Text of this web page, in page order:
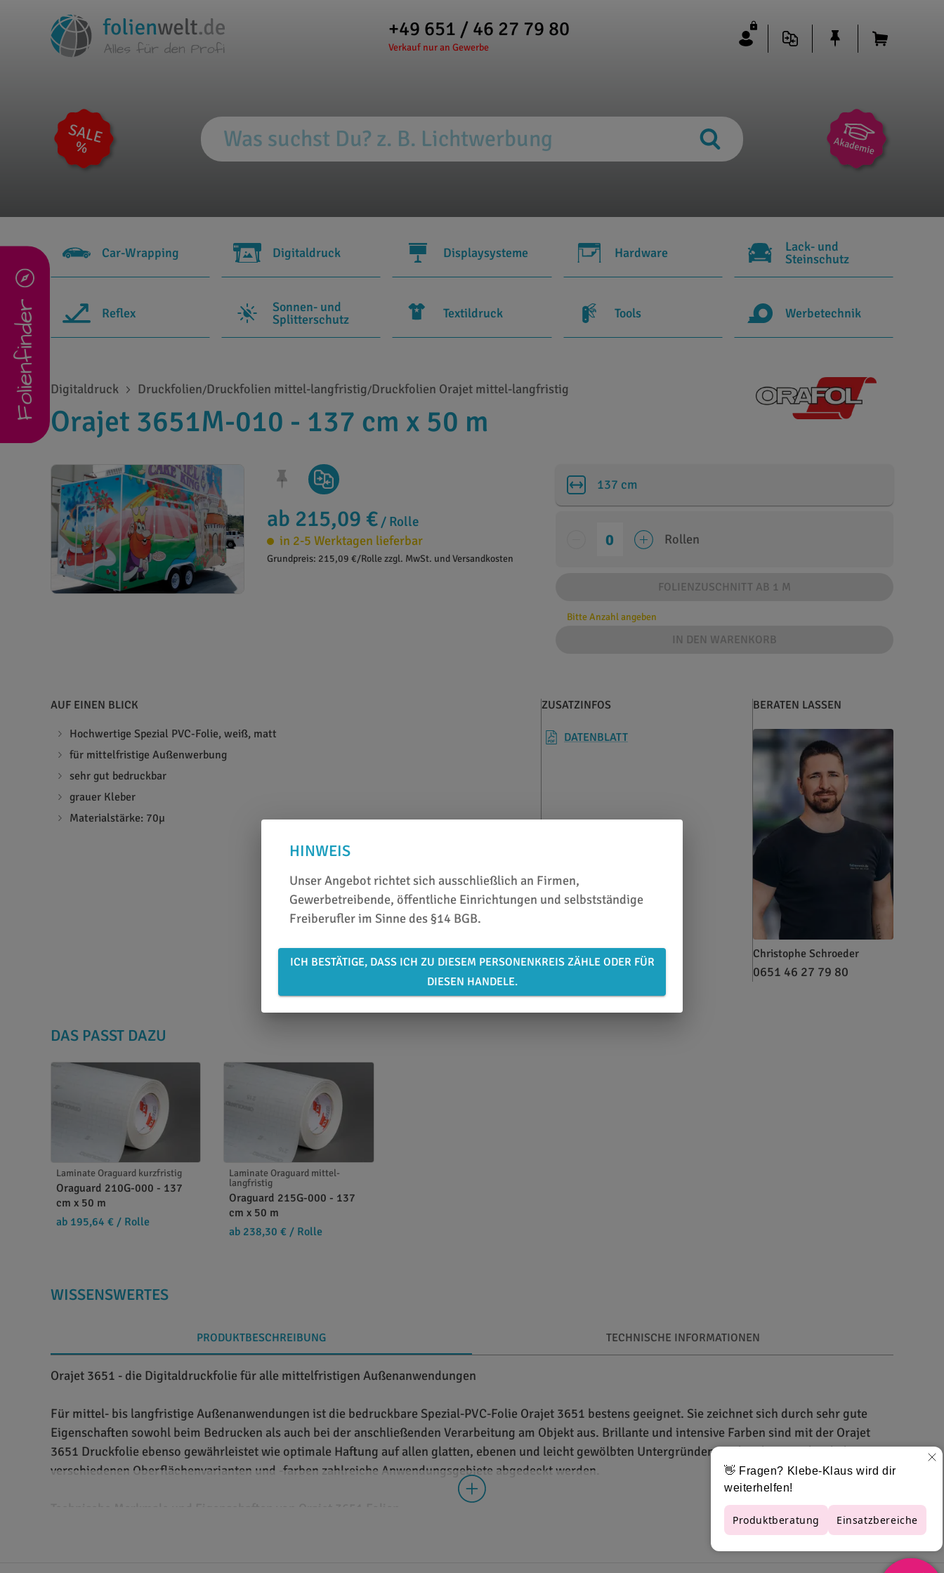
+49 651 / 46 27 79 80
Verkauf nur an Gewerbe
Car-Wrapping Digitaldruck Displaysysteme Hardware
Lack- und
Steinschutz
Reflex
Sonnen- und
Splitterschutz
Textildruck Tools Werbetechnik
Folienfinder Digitaldruck Druckfolien/Druckfolien mittel-langfristig/Druckfolien Orajet mittel-langfristig
Orajet 3651M-010 - 137 cm x 50 m
ab 215,09 € / Rolle
in 2-5 Werktagen lieferbar
Grundpreis: 215,09 €/Rolle zzgl. MwSt. und Versandkosten
137 cm
Rollen
FOLIENZUSCHNITT AB 1 M
Bitte Anzahl angeben
IN DEN WARENKORB
AUF EINEN BLICK
Hochwertige Spezial PVC-Folie, weiß, matt
für mittelfristige Außenwerbung
sehr gut bedruckbar
grauer Kleber
Materialstärke: 70µ
ZUSATZINFOS
DATENBLATT
BERATEN LASSEN
Christophe Schroeder
0651 46 27 79 80
DAS PASST DAZU
Laminate Oraguard kurzfristig
Oraguard 210G-000 - 137
cm x 50 m
ab 195,64 € / Rolle
Laminate Oraguard mittel-
langfristig
Oraguard 215G-000 - 137
cm x 50 m
ab 238,30 € / Rolle
WISSENSWERTES
PRODUKTBESCHREIBUNG TECHNISCHE INFORMATIONEN
Orajet 3651 - die Digitaldruckfolie für alle mittelfristigen Außenanwendungen
Für mittel- bis langfristige Außenanwendungen ist die bedruckbare Spezial-PVC-Folie Orajet 3651 bestens geeignet. Sie zeichnet sich durch sehr gute
Eigenschaften sowohl beim Bedrucken als auch bei der anschließenden Verarbeitung am Objekt aus. Brillante und intensive Farben sind mit der Orajet
3651 Druckfolie ebenso gewährleistet wie optimale Haftung auf allen glatten, ebenen und leicht gewölbten Untergründen. Zudem können durch die
verschiedenen Oberflächenvarianten und -farben zahlreiche Anwendungsgebiete abgedeckt werden.
Orafol stellt die bedruckbare PVC-Folie Orajet 3651 in den beiden Farbvarianten Weiß und Transparent zur Verfügung. Beide Farben sind jeweils mit
glänzender, seidenglänzender oder matter Oberfläche erhältlich. Diese lassen sich alle gleichermaßen gut mit lösungsmittelbasierten Tinten sowie Latex-
HINWEIS
Unser Angebot richtet sich ausschließlich an Firmen,
Gewerbetreibende, öffentliche Einrichtungen und selbstständige
Freiberufler im Sinne des §14 BGB.
ICH BESTÄTIGE, DASS ICH ZU DIESEM PERSONENKREIS ZÄHLE ODER FÜR
DIESEN HANDELE.